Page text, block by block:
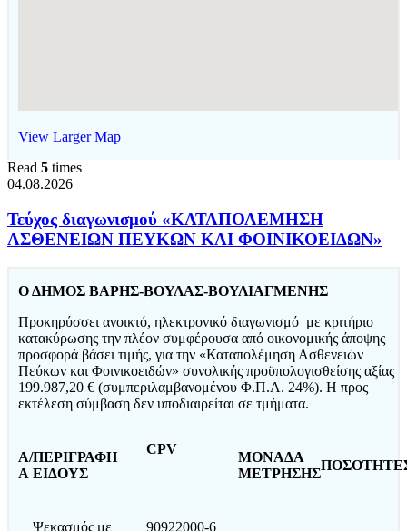
View Larger Map
Read 5 times
04.08.2026
Τεύχος διαγωνισμού «ΚΑΤΑΠΟΛΕΜΗΣΗ
ΑΣΘΕΝΕΙΩΝ ΠΕΥΚΩΝ ΚΑΙ ΦΟΙΝΙΚΟΕΙΔΩΝ»
Ο ΔΗΜΟΣ ΒΑΡΗΣ-ΒΟΥΛΑΣ-ΒΟΥΛΙΑΓΜΕΝΗΣ
Προκηρύσσει ανοικτό, ηλεκτρονικό διαγωνισμό με κριτήριο
κατακύρωσης την πλέον συμφέρουσα από οικονομικής άποψης
προσφορά βάσει τιμής, για την «Καταπολέμηση Ασθενειών
Πεύκων και Φοινικοειδών» συνολικής προϋπολογισθείσης αξίας
199.987,20 € (συμπεριλαμβανομένου Φ.Π.Α. 24%). Η προς
εκτέλεση σύμβαση δεν υποδιαιρείται σε τμήματα.
Α/
Α
ΠΕΡΙΓΡΑΦΗ
ΕΙΔΟΥΣ
CPV
ΜΟΝΑΔΑ
ΜΕΤΡΗΣΗΣ
Ψεκασμός με
90922000-6